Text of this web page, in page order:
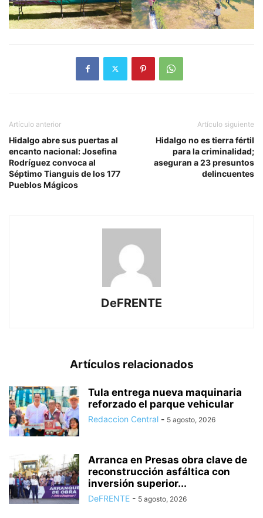
Artículo anterior
Hidalgo abre sus puertas al
encanto nacional: Josefina
Rodríguez convoca al
Séptimo Tianguis de los 177
Pueblos Mágicos
Artículo siguiente
Hidalgo no es tierra fértil
para la criminalidad;
aseguran a 23 presuntos
delincuentes
DeFRENTE
Artículos relacionados
Tula entrega nueva maquinaria
reforzado el parque vehicular
Redaccion Central - 5 agosto, 2026
Arranca en Presas obra clave de
reconstrucción asfáltica con
inversión superior...
DeFRENTE - 5 agosto, 2026